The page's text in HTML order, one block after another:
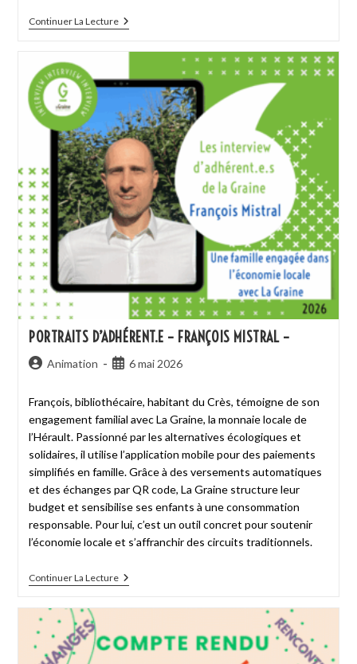
Continuer La Lecture
PORTRAITS D’ADHÉRENT.E – FRANÇOIS MISTRAL –
Animation 6 mai 2026
François, bibliothécaire, habitant du Crès, témoigne de son
engagement familial avec La Graine, la monnaie locale de
l’Hérault. Passionné par les alternatives écologiques et
solidaires, il utilise l’application mobile pour des paiements
simplifiés en famille. Grâce à des versements automatiques
et des échanges par QR code, La Graine structure leur
budget et sensibilise ses enfants à une consommation
responsable. Pour lui, c’est un outil concret pour soutenir
l’économie locale et s’affranchir des circuits traditionnels.
Continuer La Lecture